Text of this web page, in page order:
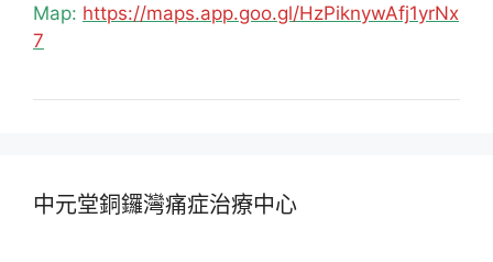
Map: https://maps.app.goo.gl/HzPiknywAfj1yrNx
7
中元堂銅鑼灣痛症治療中心